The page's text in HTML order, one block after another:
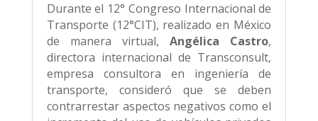
Durante el 12° Congreso Internacional de
Transporte (12°CIT), realizado en México
de manera virtual,Angélica Castro,
directora internacional de Transconsult,
empresa consultora en ingeniería de
transporte, consideró que se deben
contrarrestar aspectos negativos como el